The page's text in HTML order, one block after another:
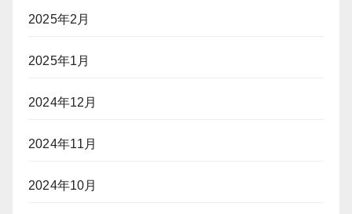
2025年2月
2025年1月
2024年12月
2024年11月
2024年10月